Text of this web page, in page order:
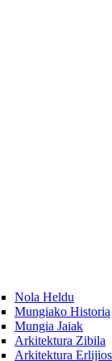
Nola Heldu
Mungiako Historia
Mungia Jaiak
Arkitektura Zibila
Arkitektura